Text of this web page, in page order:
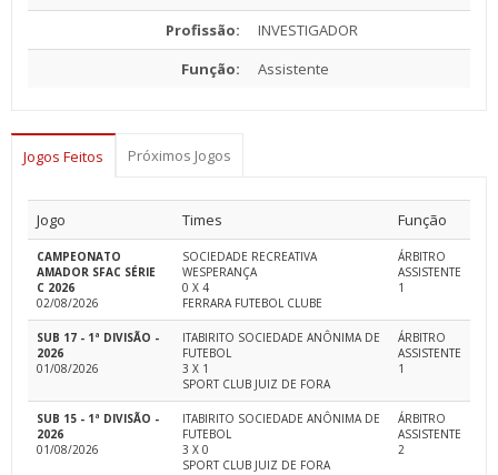
Profissão:
INVESTIGADOR
Função:
Assistente
Jogos Feitos Próximos Jogos
Jogo Times Função
CAMPEONATO
AMADOR SFAC SÉRIE
C 2026
02/08/2026
SOCIEDADE RECREATIVA
WESPERANÇA
0 X 4
FERRARA FUTEBOL CLUBE
ÁRBITRO
ASSISTENTE
1
SUB 17 - 1ª DIVISÃO -
2026
01/08/2026
ITABIRITO SOCIEDADE ANÔNIMA DE
FUTEBOL
3 X 1
SPORT CLUB JUIZ DE FORA
ÁRBITRO
ASSISTENTE
1
SUB 15 - 1ª DIVISÃO -
2026
01/08/2026
ITABIRITO SOCIEDADE ANÔNIMA DE
FUTEBOL
3 X 0
SPORT CLUB JUIZ DE FORA
ÁRBITRO
ASSISTENTE
2